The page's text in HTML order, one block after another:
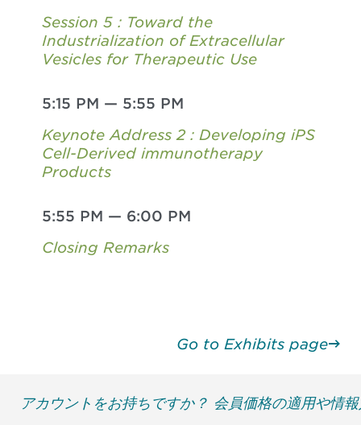
Session 5 : Toward the
Industrialization of Extracellular
Vesicles for Therapeutic Use
5:15 PM — 5:55 PM
Keynote Address 2 : Developing iPS
Cell-Derived immunotherapy
Products
5:55 PM — 6:00 PM
Closing Remarks
Go to Exhibits page
アカウントをお持ちですか？ 会員価格の適用や情